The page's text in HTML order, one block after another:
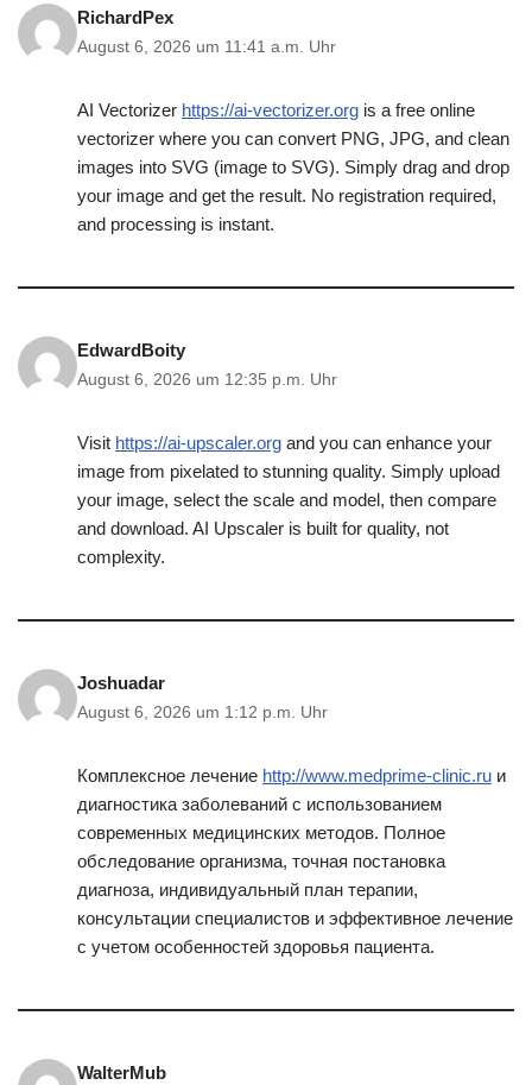
RichardPex
August 6, 2026 um 11:41 a.m. Uhr
AI Vectorizer https://ai-vectorizer.org is a free online
vectorizer where you can convert PNG, JPG, and clean
images into SVG (image to SVG). Simply drag and drop
your image and get the result. No registration required,
and processing is instant.
EdwardBoity
August 6, 2026 um 12:35 p.m. Uhr
Visit https://ai-upscaler.org and you can enhance your
image from pixelated to stunning quality. Simply upload
your image, select the scale and model, then compare
and download. AI Upscaler is built for quality, not
complexity.
Joshuadar
August 6, 2026 um 1:12 p.m. Uhr
Комплексное лечение http://www.medprime-clinic.ru и
диагностика заболеваний с использованием
современных медицинских методов. Полное
обследование организма, точная постановка
диагноза, индивидуальный план терапии,
консультации специалистов и эффективное лечение
с учетом особенностей здоровья пациента.
WalterMub